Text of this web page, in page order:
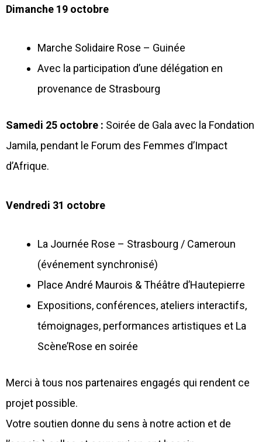
Dimanche 19 octobre
Marche Solidaire Rose – Guinée
Avec la participation d’une délégation en
provenance de Strasbourg
Samedi 25 octobre : Soirée de Gala avec la Fondation
Jamila, pendant le Forum des Femmes d’Impact
d’Afrique.
Vendredi 31 octobre
La Journée Rose – Strasbourg / Cameroun
(événement synchronisé)
Place André Maurois & Théâtre d’Hautepierre
Expositions, conférences, ateliers interactifs,
témoignages, performances artistiques et La
Scène’Rose en soirée
Merci à tous nos partenaires engagés qui rendent ce
projet possible.
Votre soutien donne du sens à notre action et de